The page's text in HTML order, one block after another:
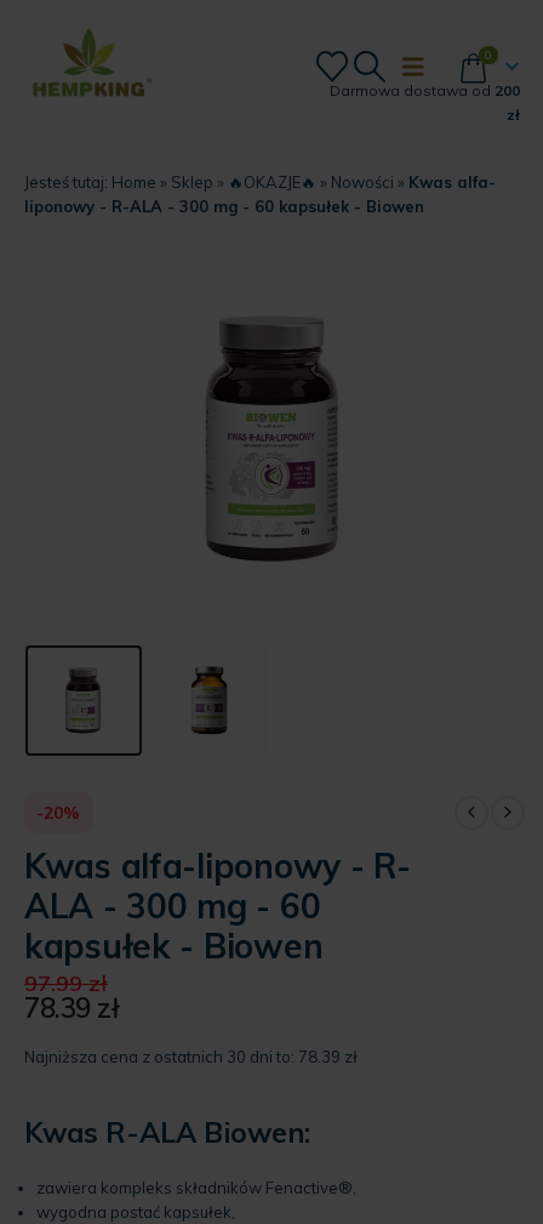
0
Darmowa dostawa od 200
zł
Jesteś tutaj: Home » Sklep » 🔥OKAZJE🔥 » Nowości » Kwas alfa-
liponowy - R-ALA - 300 mg - 60 kapsułek - Biowen
-20%
Kwas alfa-liponowy - R-
ALA - 300 mg - 60
kapsułek - Biowen
97.99zł
cena
97.99 zł.
78.39 zł
cena
78.39 zł.
Najniższa cena z ostatnich 30 dni to: 78.39 zł
Kwas R-ALA Biowen:
zawiera kompleks składników Fenactive®,
wygodna postać kapsułek,